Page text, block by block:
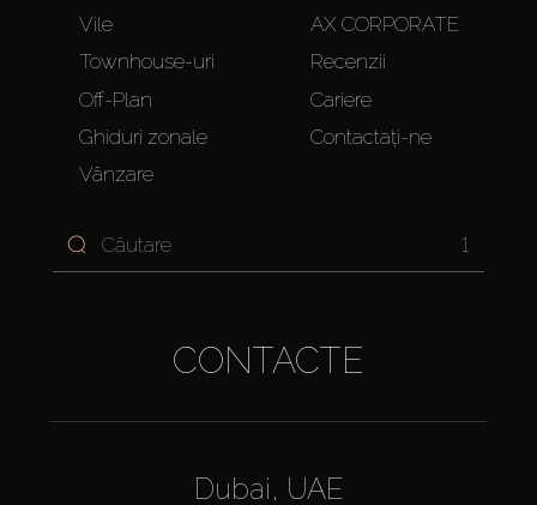
Vile
Townhouse-uri
Off-Plan
Ghiduri zonale
Vânzare
AX CORPORATE
Recenzii
Cariere
Contactați-ne
1
CONTACTE
Dubai, UAE